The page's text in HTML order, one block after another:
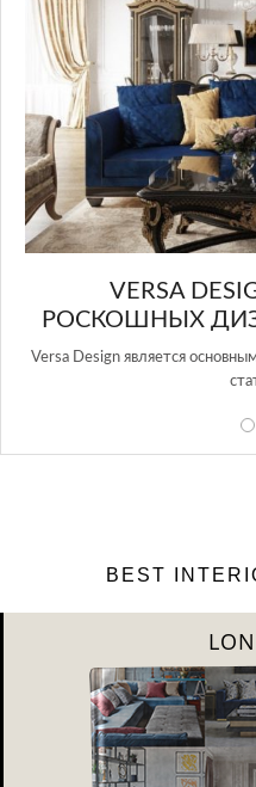
VERSA
РОСКОШНЫХ
Versa Design является
BEST